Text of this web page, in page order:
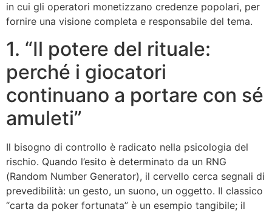
in cui gli operatori monetizzano credenze popolari, per
fornire una visione completa e responsabile del tema.
1. “Il potere del rituale:
perché i giocatori
continuano a portare con sé
amuleti”
Il bisogno di controllo è radicato nella psicologia del
rischio. Quando l’esito è determinato da un RNG
(Random Number Generator), il cervello cerca segnali di
prevedibilità: un gesto, un suono, un oggetto. Il classico
“carta da poker fortunata” è un esempio tangibile; il